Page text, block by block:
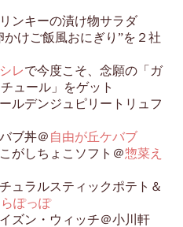
ンキーの漬け物サラダ
かけご飯風おにぎり”を２社
レで今度こそ、念願の「ガ
ュール」をゲット
ルデンジュピリートリュフ
ブ丼＠ 自由が丘ケバブ
がしちょこソフト＠惣菜え
ュラルスティックポテト＆
らぽっぽ
ズン・ウィッチ＠小川軒